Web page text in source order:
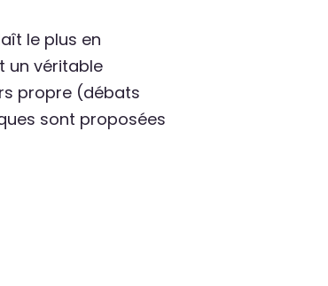
le plus en
un véritable
propre (débats
sont proposées